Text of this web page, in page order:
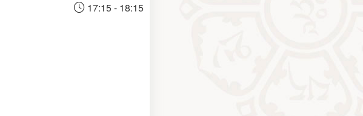
17:15 - 18:15